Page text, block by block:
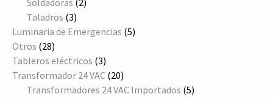
Soldadoras 2
Taladros 33
productos
Luminaria de Emergencias 55
Otros 2828
productos
Tableros eléctricos 33
productos
Transformador 24 VAC 2020
productos
Transformadores 24 VAC Importados 55